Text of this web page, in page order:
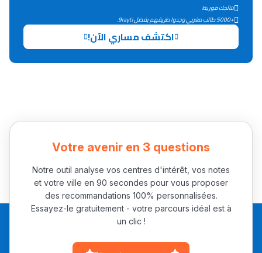
Collège au Maroc
Interviews/Vidéos
+ de 89 Interviews/Vidéos
دليل المهن
نتائجك فورية!
+5000 طالب مغربي وجدوا طريقهم بفضل 9rayti.
اكتشف مساري الآن!
Votre avenir en 3 questions
Notre outil analyse vos centres d'intérêt, vos notes
et votre ville en 90 secondes pour vous proposer
des recommandations 100% personnalisées.
Essayez-le gratuitement - votre parcours idéal est à
un clic !